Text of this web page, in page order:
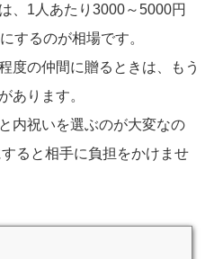
、1人あたり3000～5000円
するのが相場です。
度の仲間に贈るときは、もう
あります。
内祝いを選ぶのが大変なの
ると相手に負担をかけませ